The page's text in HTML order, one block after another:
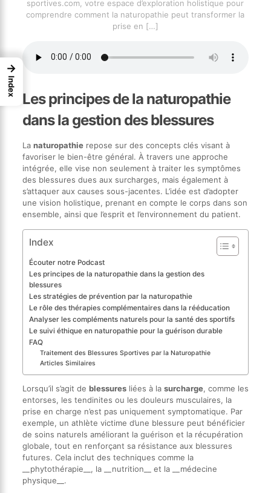
sportives.com, votre espace d’exploration holistique pour
comprendre comment la naturopathie peut transformer la
prise en […]
Les principes de la naturopathie
dans la gestion des blessures
La naturopathierepose sur des concepts clés visant à
favoriser le bien-être général. À travers une approche
intégrée, elle vise non seulement à traiter les symptômes
des blessures dues aux surcharges, mais également à
s’attaquer aux causes sous-jacentes. L’idée est d’adopter
une vision holistique, prenant en compte le corps dans son
ensemble, ainsi que l’esprit et l’environnement du patient.
Index
Écouter notre Podcast
Les principes de la naturopathie dans la gestion des
blessures
Les stratégies de prévention par la naturopathie
Le rôle des thérapies complémentaires dans la rééducation
Analyser les compléments naturels pour la santé des sportifs
Le suivi éthique en naturopathie pour la guérison durable
FAQ
Traitement des Blessures Sportives par la Naturopathie
Articles Similaires
Lorsqu’il s’agit de blessuresliées à la surcharge, comme les
entorses, les tendinites ou les douleurs musculaires, la
prise en charge n’est pas uniquement symptomatique. Par
exemple, un athlète victime d’une blessure peut bénéficier
de soins naturels améliorant la guérison et la récupération
globale, tout en renforçant sa résistance aux blessures
futures. Cela inclut des techniques comme la
__phytothérapie__, la __nutrition__ et la __médecine
physique__.
→
Index